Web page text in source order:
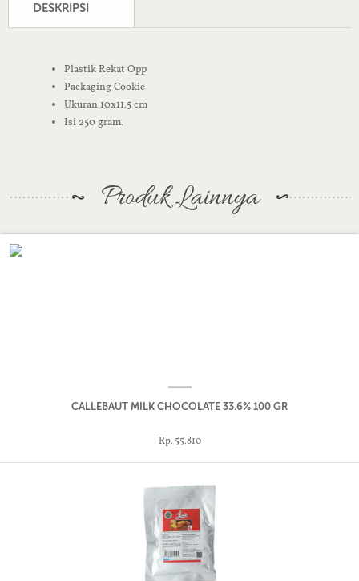
DESKRIPSI
Plastik Rekat Opp
Packaging Cookie
Ukuran 10x11.5 cm
Isi 250 gram.
Produk Lainnya
CALLEBAUT MILK CHOCOLATE 33.6% 100 GR
Rp. 55.810